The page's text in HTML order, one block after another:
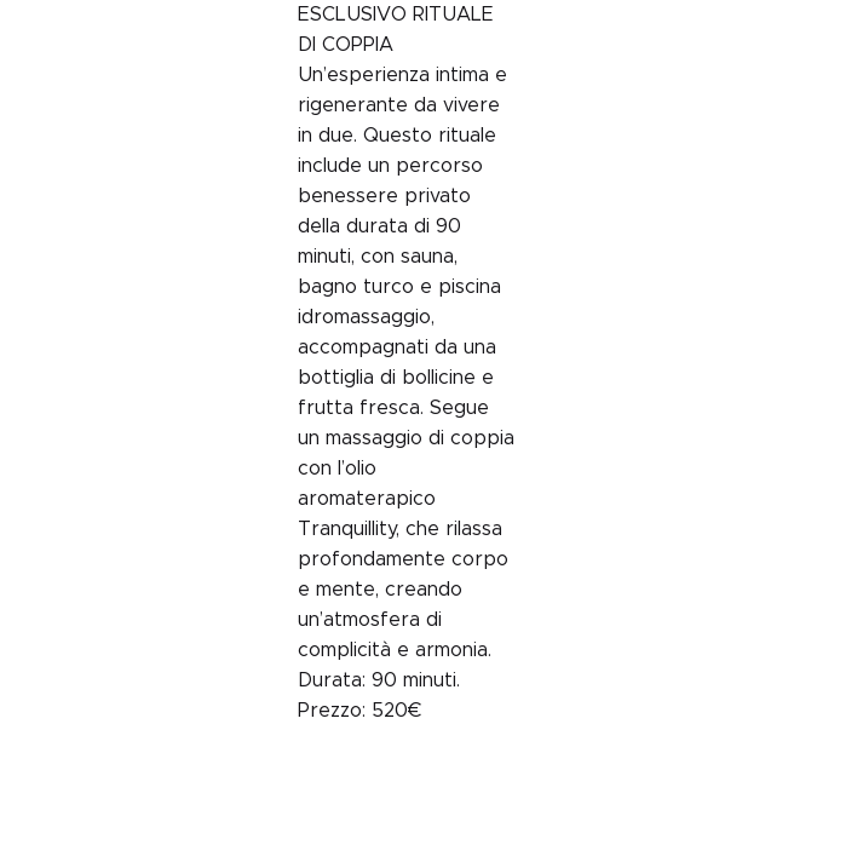
ESCLUSIVO RITUALE
DI COPPIA
Un’esperienza intima e
rigenerante da vivere
in due. Questo rituale
include un percorso
benessere privato
della durata di 90
minuti, con sauna,
bagno turco e piscina
idromassaggio,
accompagnati da una
bottiglia di bollicine e
frutta fresca. Segue
un massaggio di coppia
con l’olio
aromaterapico
Tranquillity, che rilassa
profondamente corpo
e mente, creando
un’atmosfera di
complicità e armonia.
Durata: 90 minuti.
Prezzo: 520€